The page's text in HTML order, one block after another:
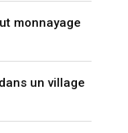
monnayage
un village